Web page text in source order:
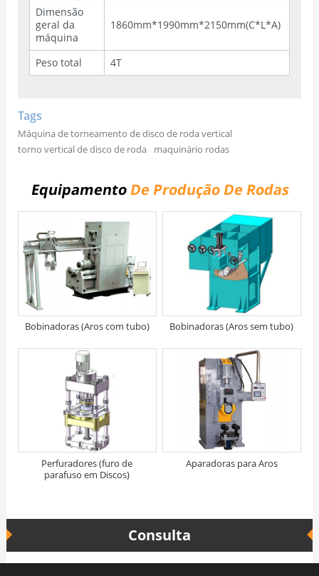
Dimensão
geral da
máquina
1860mm*1990mm*2150mm(C*L*A)
Peso total 4T
Tags
Máquina de torneamento de disco de roda vertical
torno vertical de disco de roda
maquinário rodas
EquipamentoDe Produção De Rodas
Bobinadoras (Aros com tubo) Bobinadoras (Aros sem tubo)
Perfuradores (furo de
parafuso em Discos)
Aparadoras para Aros
Consulta